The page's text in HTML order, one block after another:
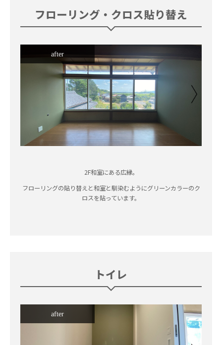
フローリング・クロス貼り替え
after
2F和室にある広縁。
フローリングの貼り替えと和室と馴染むようにグリーンカラーのク
ロスを貼っています。
トイレ
after